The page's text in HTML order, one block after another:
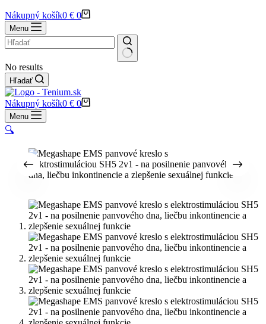
Nákupný košík0 € 0
Menu
No results
Hľadať
Nákupný košík0 € 0
Menu
🔍